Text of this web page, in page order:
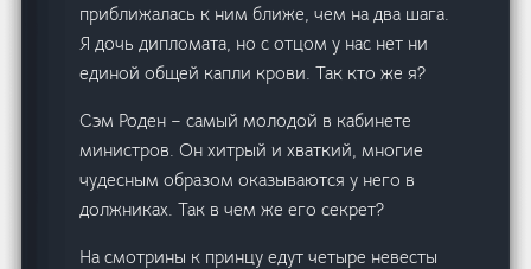
приближалась к ним ближе, чем на два шага.
Я дочь дипломата, но с отцом у нас нет ни
единой общей капли крови. Так кто же я?
Сэм Роден – самый молодой в кабинете
министров. Он хитрый и хваткий, многие
чудесным образом оказываются у него в
должниках. Так в чем же его секрет?
На смотрины к принцу едут четыре невесты